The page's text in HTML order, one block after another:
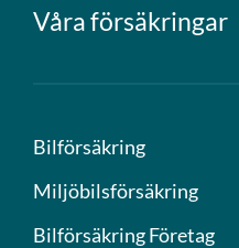
Våra försäkringar
Bilförsäkring
Miljöbilsförsäkring
Bilförsäkring Företag